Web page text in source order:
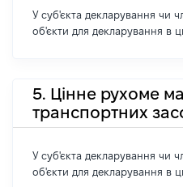
У суб'єкта декларування чи
об'єкти для декларування в
5. Цінне рухоме
транспортних
У суб'єкта декларування чи
об'єкти для декларування в